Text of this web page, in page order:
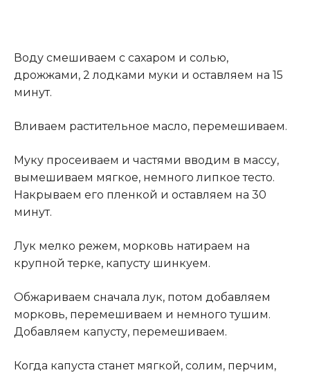
Воду смешиваем с сахаром и солью,
дрожжами, 2 лодками муки и оставляем на 15
минут.
Вливаем растительное масло, перемешиваем.
Муку просеиваем и частями вводим в массу,
вымешиваем мягкое, немного липкое тесто.
Накрываем его пленкой и оставляем на 30
минут.
Лук мелко режем, морковь натираем на
крупной терке, капусту шинкуем.
Обжариваем сначала лук, потом добавляем
морковь, перемешиваем и немного тушим.
Добавляем капусту, перемешиваем.
Когда капуста станет мягкой, солим, перчим,